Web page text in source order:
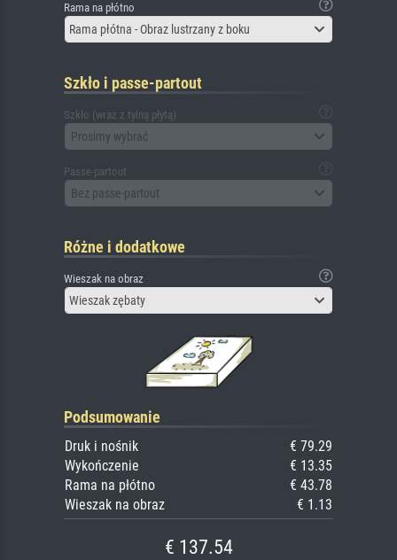
Rama na płótno
Rama płótna - Obraz lustrzany z boku
Szkło i passe-partout
Szkło (wraz z tylną płytą)
Prosimy wybrać
Passe-partout
Bez passe-partout
Różne i dodatkowe
Wieszak na obraz
Wieszak zębaty
Podsumowanie
Druk i nośnik
€ 79.29
Wykończenie
€ 13.35
Rama na płótno
€ 43.78
Wieszak na obraz
€ 1.13
€ 137.54